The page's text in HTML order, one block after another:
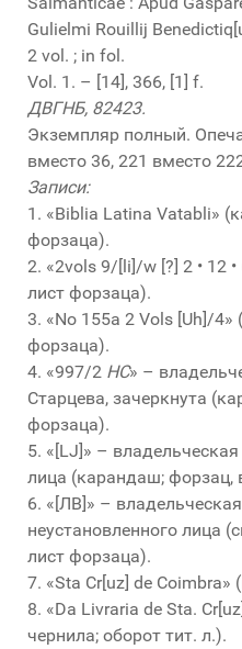
Gulielmi Rouillij
2 vol. ; in fol.
Vol. 1. – [14], 366, [1] f.
ДВГНБ, 82423.
Экземпляр полный.
вместо 36, 221 вместо
Записи:
1. «Biblia Latina Vatabli»
форзаца).
2. «2vols 9/[li]/w [?] 2 • 12
лист форзаца).
3. «No 155a 2 Vols [Uh]/
форзаца).
4. «997/2 HC» –
Старцева, зачеркнута
форзаца).
5. «[LJ]» –
лица (карандаш; форзац,
6. «[ЛВ]» –
неустановленного лица
лист форзаца).
7. «Sta Cr[uz] de Coimbra»
8. «Da Livraria de Sta.
чернила; оборот тит. л.).